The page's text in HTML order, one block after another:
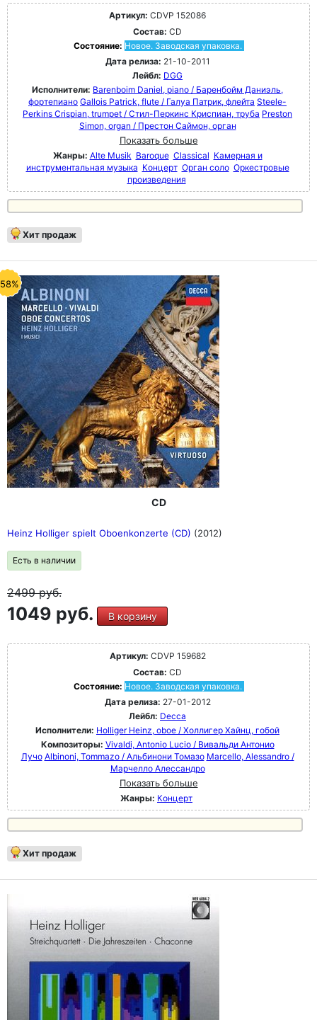
Артикул: CDVP 152086
Состав: CD
Состояние: Новое. Заводская упаковка.
Дата релиза: 21-10-2011
Лейбл: DGG
Исполнители: Barenboim Daniel, piano / Баренбойм Даниэль,
фортепиано Gallois Patrick, flute / Галуа Патрик, флейта Steele-
Perkins Crispian, trumpet / Стил-Перкинс Криспиан, труба Preston
Simon, organ / Престон Саймон, орган
Показать больше
Жанры: Alte Musik Baroque Classical Камерная и
инструментальная музыка Концерт Орган соло Оркестровые
произведения
Хит продаж
CD
Heinz Holliger spielt Oboenkonzerte (CD) (2012)
Есть в наличии
2499руб.
1049 руб. В корзину
Артикул: CDVP 159682
Состав: CD
Состояние: Новое. Заводская упаковка.
Дата релиза: 27-01-2012
Лейбл: Decca
Исполнители: Holliger Heinz, oboe / Холлигер Хайнц, гобой
Композиторы: Vivaldi, Antonio Lucio / Вивальди Антонио
Лучо Albinoni, Tommazo / Альбинони Томазо Marcello, Alessandro /
Марчелло Алессандро
Показать больше
Жанры: Концерт
Хит продаж